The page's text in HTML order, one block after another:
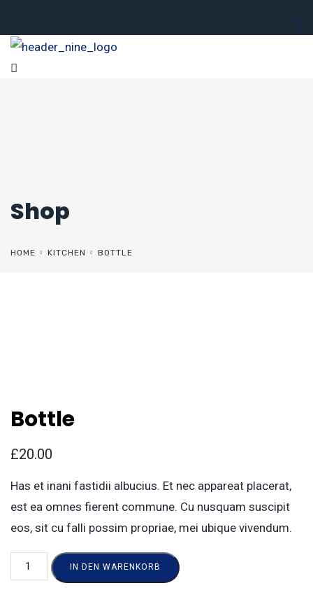
Shop
HOME KITCHEN BOTTLE
Bottle
£20.00
Has et inani fastidii albucius. Et nec appareat placerat,
est ea omnes fierent commune. Cu nusquam suscipit
eos, sit cu falli possim propriae, mei ubique vivendum.
IN DEN WARENKORB